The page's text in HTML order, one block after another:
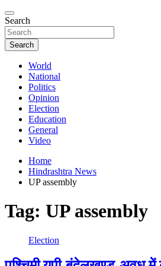
Search
Search
World
National
Politics
Opinion
Election
Education
General
Video
Home
Hindrashtra News
UP assembly
Tag: UP assembly
Election